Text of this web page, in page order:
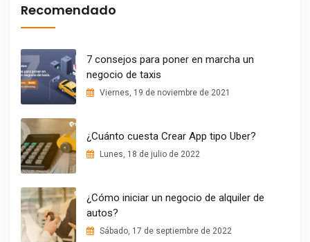
Recomendado
7 consejos para poner en marcha un
negocio de taxis
Viernes, 19 de noviembre de 2021
¿Cuánto cuesta Crear App tipo Uber?
Lunes, 18 de julio de 2022
¿Cómo iniciar un negocio de alquiler de
autos?
Sábado, 17 de septiembre de 2022